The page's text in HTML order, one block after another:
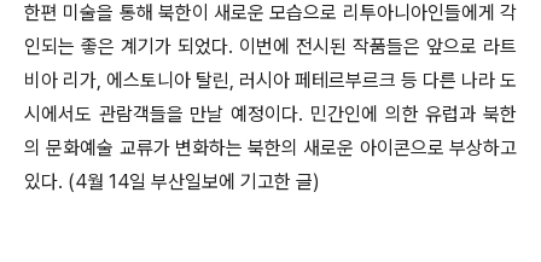
한편 미술을 통해 북한이 새로운 모습으로 리투아니아인들에게 각
인되는 좋은 계기가 되었다. 이번에 전시된 작품들은 앞으로 라트
비아 리가, 에스토니아 탈린, 러시아 페테르부르크 등 다른 나라 도
시에서도 관람객들을 만날 예정이다. 민간인에 의한 유럽과 북한
의 문화예술 교류가 변화하는 북한의 새로운 아이콘으로 부상하고
있다. (4월 14일 부산일보에 기고한 글)